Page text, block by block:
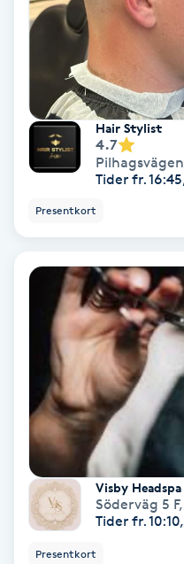
Sklerosering
Skägg
Skäggfärgning
Skäggklippning
Skönhet
Slingor
Sockring
Spa
Spa manikyr & pedikyr
Spa-manikyr
Hair Stylist
4.7
Tider fr.
Presentkort
Visby
Söderväg 5 F,
Tider fr.
Presentkort